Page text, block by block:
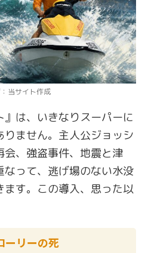
当サイト作成
』は、いきなりスーパーに
ません。主人公ジョッシ
会、強盗事件、地震と津
って、逃げ場のない水没
ます。この導入、思った以
ーリーの死